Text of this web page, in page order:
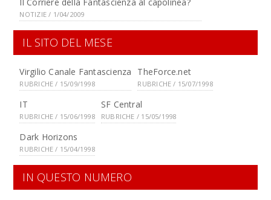
NOTIZIE / 1/04/2009
IL SITO DEL MESE
Virgilio Canale Fantascienza
RUBRICHE / 15/09/1998
TheForce.net
RUBRICHE / 15/07/1998
IT
RUBRICHE / 15/06/1998
SF Central
RUBRICHE / 15/05/1998
Dark Horizons
RUBRICHE / 15/04/1998
IN QUESTO NUMERO